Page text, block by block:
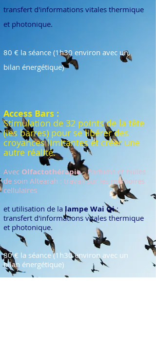
transfert d'informations vitales thermique
et photonique.
80 € la séance (1h30 environ avec un
bilan énergétique)
Access Bars :
Stimulation de 32 points de la tête
(les barres) pour selibérer des
croyances limitantes et créer une
autre réalité.
Avec Olfactothérapie- Parfums et huiles
de soin Altearah : travail sur les mémoires
cellulaires
et utilisation de lalampe Wai Qi:
transfert d'informations vitales thermique
et photonique.
80 € la séance (1h30 environ avec un
bilan énergétique)